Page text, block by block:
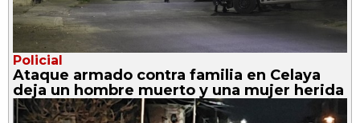
Policial
Ataque armado contra familia en Celaya
deja un hombre muerto y una mujer herida